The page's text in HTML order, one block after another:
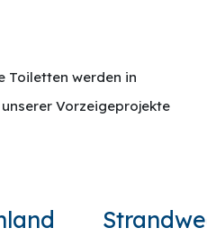
Toiletten werden in
Vorzeigeprojekte